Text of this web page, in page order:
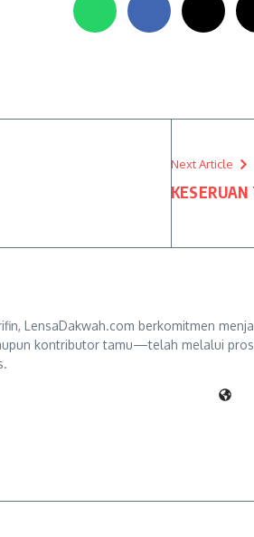
Next Article
LensaDakwah.com berkomitmen
kontributor tamu—telah melalui